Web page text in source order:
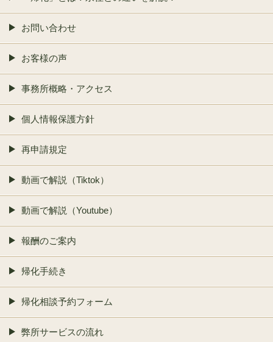
お問い合わせ
お客様の声
事務所概略・アクセス
個人情報保護方針
再申請規定
動画で解説（Tiktok）
動画で解説（Youtube）
報酬のご案内
帰化手続き
帰化相談予約フォーム
弊所サービスの流れ